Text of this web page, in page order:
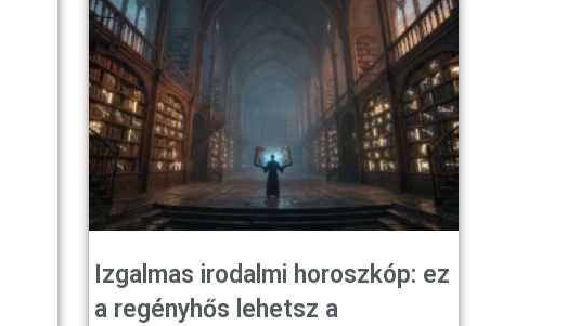
Izgalmas irodalmi horoszkóp: ez
a regényhős lehetsz a